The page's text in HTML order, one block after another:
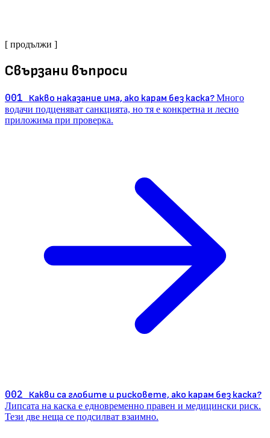
[ продължи ]
Свързани въпроси
001 Какво наказание има, ако карам без каска?Много
водачи подценяват санкцията, но тя е конкретна и лесно
приложима при проверка.
002 Какви са глобите и рисковете, ако карам без каска?
Липсата на каска е едновременно правен и медицински риск.
Тези две неща се подсилват взаимно.